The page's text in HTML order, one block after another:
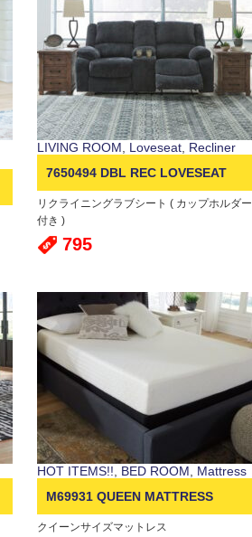
LIVING ROOM Loveseat Recliner
7650494 DBL REC LOVESEAT
W/CONSOLE
リクライニングラブシート ( カップホルダー
付き )
795
HOT ITEMS!! BED ROOM
Mattress
M69931 QUEEN MATTRESS
クイーンサイズマットレス